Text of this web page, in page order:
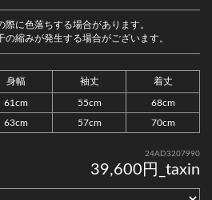
際に色落ちする場合があります。
の縮みが発生する場合がございます。
身幅 袖丈 着丈
61cm 55cm 68cm
63cm 57cm 70cm
24AD3207990
39,600円_taxin